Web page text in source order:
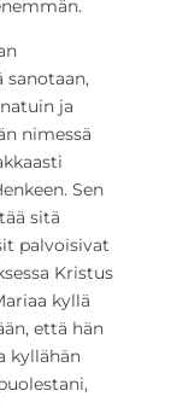
sanotaan,
ja
nimessä
Sen
sitä
palvoisivat
Kristus
kyllä
että hän
kyllähän